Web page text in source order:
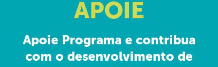
APOIE
Apoie Programa e contribua
com o desenvolvimento de